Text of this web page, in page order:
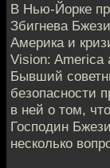
В Нью-Йорке
Збигнева
Америка и
Vision: America
Бывший
безопасности
в ней о том,
Господин
несколько